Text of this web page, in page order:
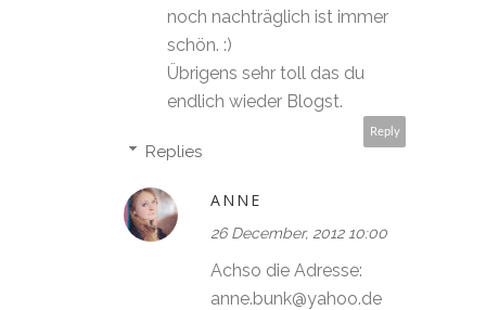
noch nachträglich ist immer
schön. :)
Übrigens sehr toll das du
endlich wieder Blogst.
Reply
Replies
ANNE
26 December, 2012 10:00
Achso die Adresse:
anne.bunk@yahoo.de